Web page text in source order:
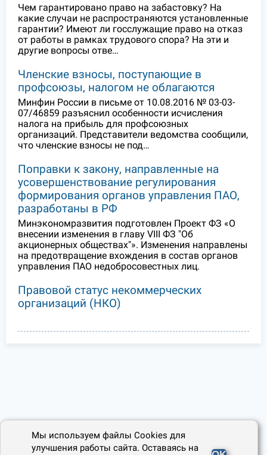
Чем гарантировано право на забастовку? На
какие случаи не распространяются установленные
гарантии? Имеют ли госслужащие право на отказ
от работы в рамках трудового спора? На эти и
другие вопросы отве…
Членские взносы, поступающие в
профсоюзы, налогом не облагаются
Минфин России в письме от 10.08.2016 № 03-03-
07/46859 разъяснил особенности исчисления
налога на прибыль для профсоюзных
организаций. Представители ведомства сообщили,
что членские взносы не под…
Поправки к закону, направленные на
усовершенствование регулирования
формирования органов управления ПАО,
разработаны в РФ
Минэкономразвития подготовлен Проект ФЗ «О
внесении изменения в главу VIII ФЗ "Об
акционерных обществах"». Изменения направлены
на предотвращение вхождения в состав органов
управления ПАО недобросовестных лиц.
Правовой статус некоммерческих
организаций (НКО)
Мы используем файлы Cookies для
улучшения работы сайта. Оставаясь на